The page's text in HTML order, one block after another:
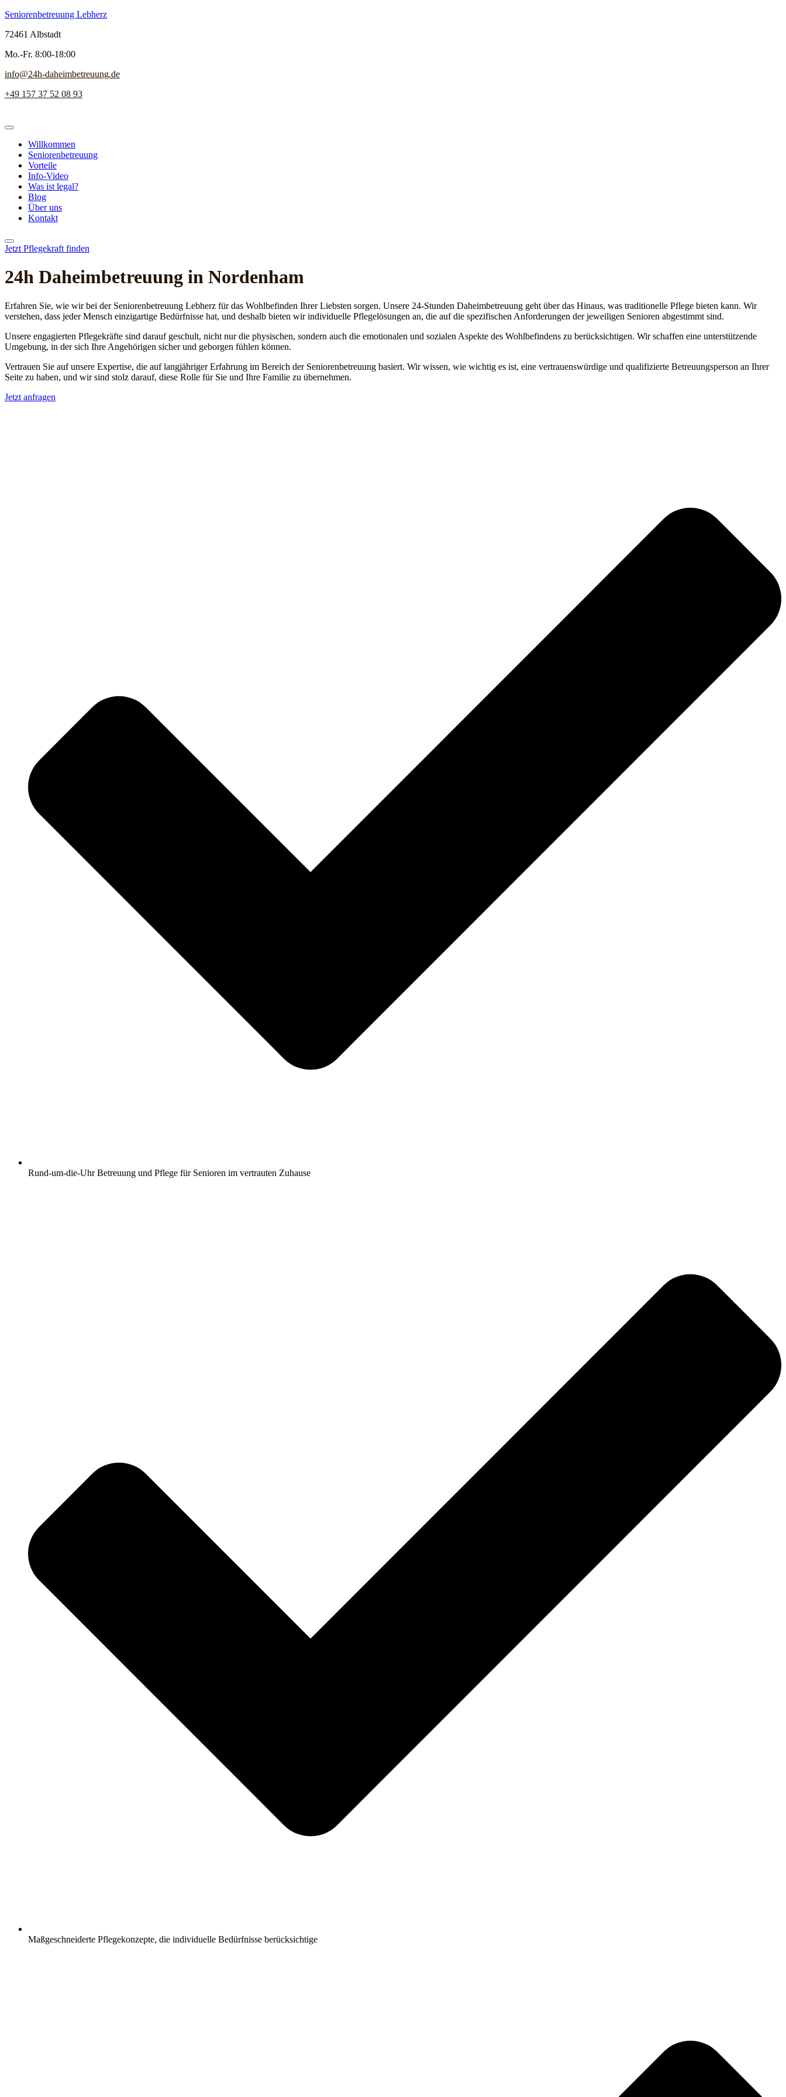
Seniorenbetreuung Lebherz
72461 Albstadt
Mo.-Fr. 8:00-18:00
info@24h-daheimbetreuung.de
+49 157 37 52 08 93
Willkommen
Seniorenbetreuung
Vorteile
Info-Video
Was ist legal?
Blog
Über uns
Kontakt
Jetzt Pflegekraft finden
24h Daheim­betreuung in Nordenham
Erfahren Sie, wie wir bei der Seniorenbetreuung Lebherz für das Wohlbefinden Ihrer Liebsten sorgen. Unsere 24-Stunden Daheimbetreuung geht über das Hinaus, was traditionelle Pflege bieten kann. Wir
verstehen, dass jeder Mensch einzigartige Bedürfnisse hat, und deshalb bieten wir individuelle Pflegelösungen an, die auf die spezifischen Anforderungen der jeweiligen Senioren abgestimmt sind.
Unsere engagierten Pflegekräfte sind darauf geschult, nicht nur die physischen, sondern auch die emotionalen und sozialen Aspekte des Wohlbefindens zu berücksichtigen. Wir schaffen eine unterstützende
Umgebung, in der sich Ihre Angehörigen sicher und geborgen fühlen können.
Vertrauen Sie auf unsere Expertise, die auf langjähriger Erfahrung im Bereich der Seniorenbetreuung basiert. Wir wissen, wie wichtig es ist, eine vertrauenswürdige und qualifizierte Betreuungsperson an Ihrer
Seite zu haben, und wir sind stolz darauf, diese Rolle für Sie und Ihre Familie zu übernehmen.
Jetzt anfragen
Rund-um-die-Uhr Betreuung und Pflege für Senioren im vertrauten Zuhause
Maßgeschneiderte Pflegekonzepte, die individuelle Bedürfnisse berücksichtige